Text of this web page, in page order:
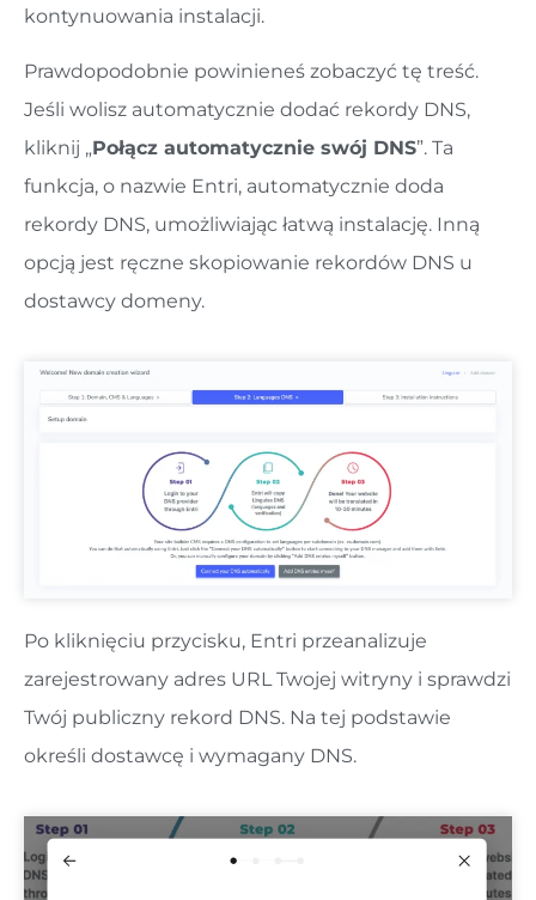
kontynuowania instalacji.
Prawdopodobnie powinieneś zobaczyć tę treść.
Jeśli wolisz automatycznie dodać rekordy DNS,
kliknij „Połącz automatycznie swój DNS”. ​​Ta
funkcja, o nazwie Entri, automatycznie doda
rekordy DNS, umożliwiając łatwą instalację. Inną
opcją jest ręczne skopiowanie rekordów DNS u
dostawcy domeny.
Po kliknięciu przycisku, Entri przeanalizuje
zarejestrowany adres URL Twojej witryny i sprawdzi
Twój publiczny rekord DNS. Na tej podstawie
określi dostawcę i wymagany DNS.